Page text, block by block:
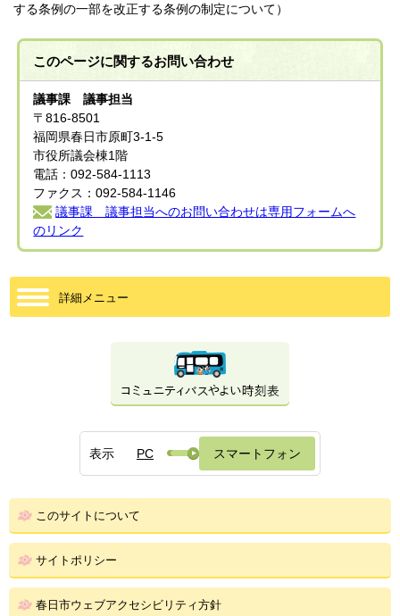
する条例の一部を改正する条例の制定について）
このページに関するお問い合わせ
議事課 議事担当
〒816-8501
福岡県春日市原町3-1-5
市役所議会棟1階
電話：092-584-1113
ファクス：092-584-1146
議事課 議事担当へのお問い合わせは専用フォームへ
のリンク
詳細メニュー
表示 PC スマートフォン
このサイトについて
サイトポリシー
春日市ウェブアクセシビリティ方針